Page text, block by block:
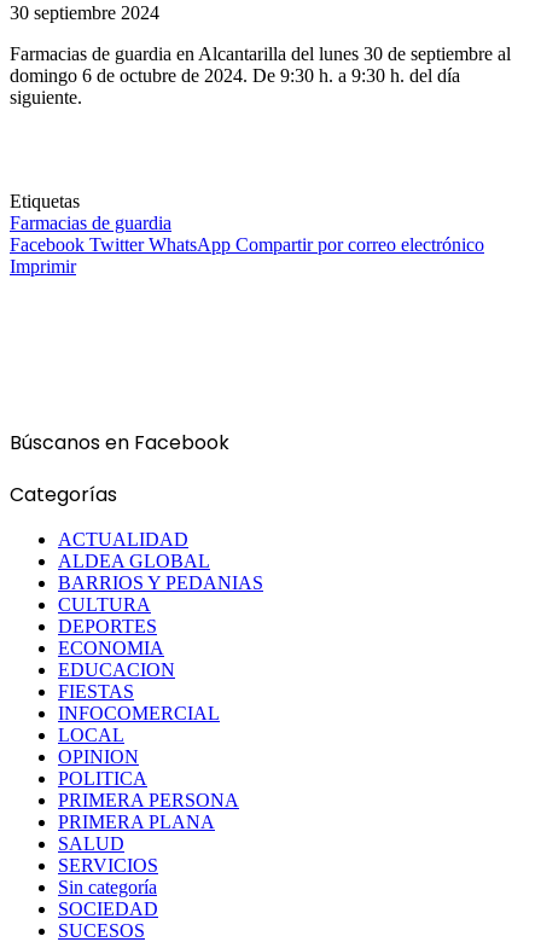
30 septiembre 2024
Farmacias de guardia en Alcantarilla del lunes 30 de septiembre al
domingo 6 de octubre de 2024. De 9:30 h. a 9:30 h. del día
siguiente.
Etiquetas
Farmacias de guardia
Facebook Twitter WhatsApp Compartir por correo electrónico
Imprimir
Búscanos en Facebook
Categorías
ACTUALIDAD
ALDEA GLOBAL
BARRIOS Y PEDANIAS
CULTURA
DEPORTES
ECONOMIA
EDUCACION
FIESTAS
INFOCOMERCIAL
LOCAL
OPINION
POLITICA
PRIMERA PERSONA
PRIMERA PLANA
SALUD
SERVICIOS
Sin categoría
SOCIEDAD
SUCESOS